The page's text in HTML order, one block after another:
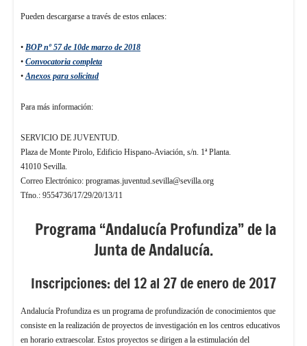
Pueden descargarse a través de estos enlaces:
• BOP nº 57 de 10de marzo de 2018
• Convocatoria completa
•Anexos para solicitud
Para más información:
SERVICIO DE JUVENTUD.
Plaza de Monte Pirolo, Edificio Hispano-Aviación, s/n. 1ª Planta.
41010 Sevilla.
Correo Electrónico: programas.juventud.sevilla@sevilla.org
Tfno.: 9554736/17/29/20/13/11
Programa “Andalucía Profundiza” de la
Junta de Andalucía.
Inscripciones: del 12 al 27 de enero de 2017
Andalucía Profundiza es un programa de profundización de conocimientos que
consiste en la realización de proyectos de investigación en los centros educativos
en horario extraescolar. Estos proyectos se dirigen a la estimulación del